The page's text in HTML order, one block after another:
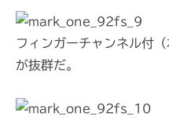
フィンガーチャンネル付
が抜群だ。